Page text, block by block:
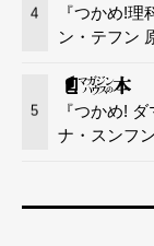
4
『つかめ!
ン・テフン
5
『つかめ!
ナ・スンフ